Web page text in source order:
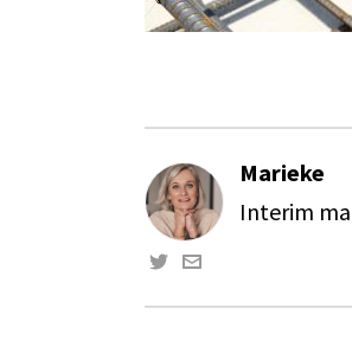
Marieke
Interim